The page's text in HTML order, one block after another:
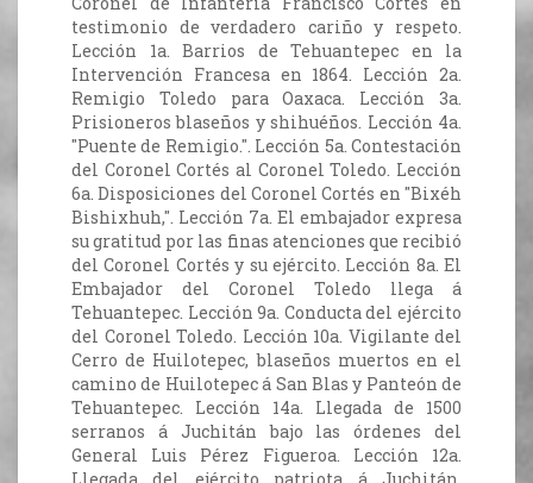
testimonio de verdadero cariño y respeto.
Lección 1a. Barrios de Tehuantepec en la
Intervención Francesa en 1864. Lección 2a.
Remigio Toledo para Oaxaca. Lección 3a.
Prisioneros blaseños y shihuéños. Lección 4a.
"Puente de Remigio.". Lección 5a. Contestación
del Coronel Cortés al Coronel Toledo. Lección
6a. Disposiciones del Coronel Cortés en "Bixéh
Bishixhuh,". Lección 7a. El embajador expresa
su gratitud por las finas atenciones que recibió
del Coronel Cortés y su ejército. Lección 8a. El
Embajador del Coronel Toledo llega á
Tehuantepec. Lección 9a. Conducta del ejército
del Coronel Toledo. Lección 10a. Vigilante del
Cerro de Huilotepec, blaseños muertos en el
camino de Huilotepec á San Blas y Panteón de
Tehuantepec. Lección 14a. Llegada de 1500
serranos á Juchitán bajo las órdenes del
General Luis Pérez Figueroa. Lección 12a.